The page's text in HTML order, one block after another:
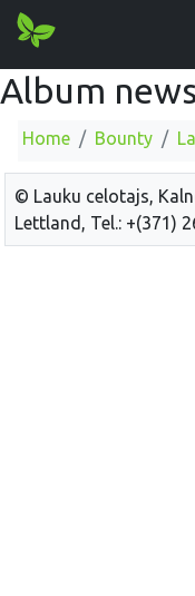
Album news
Home Bounty
© Lauku celotajs,
Lettland, Tel.: +(371)